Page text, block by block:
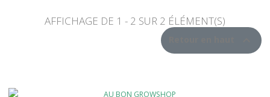
AFFICHAGE DE 1 - 2 SUR 2 ÉLÉMENT(S)